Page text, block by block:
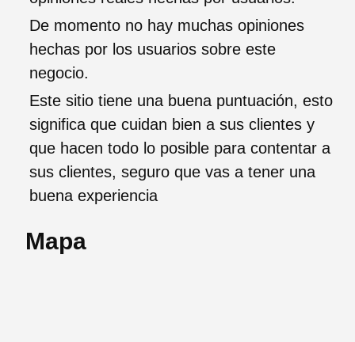
De momento no hay muchas opiniones
hechas por los usuarios sobre este
negocio.
Este sitio tiene una buena puntuación, esto
significa que cuidan bien a sus clientes y
que hacen todo lo posible para contentar a
sus clientes, seguro que vas a tener una
buena experiencia
Mapa